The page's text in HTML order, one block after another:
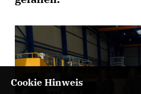
Cookie Hinweis